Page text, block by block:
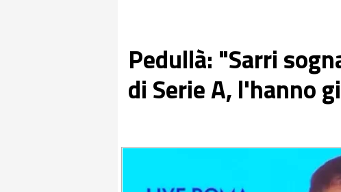
Pedullà: "Sarri
di Serie A, l'hanno